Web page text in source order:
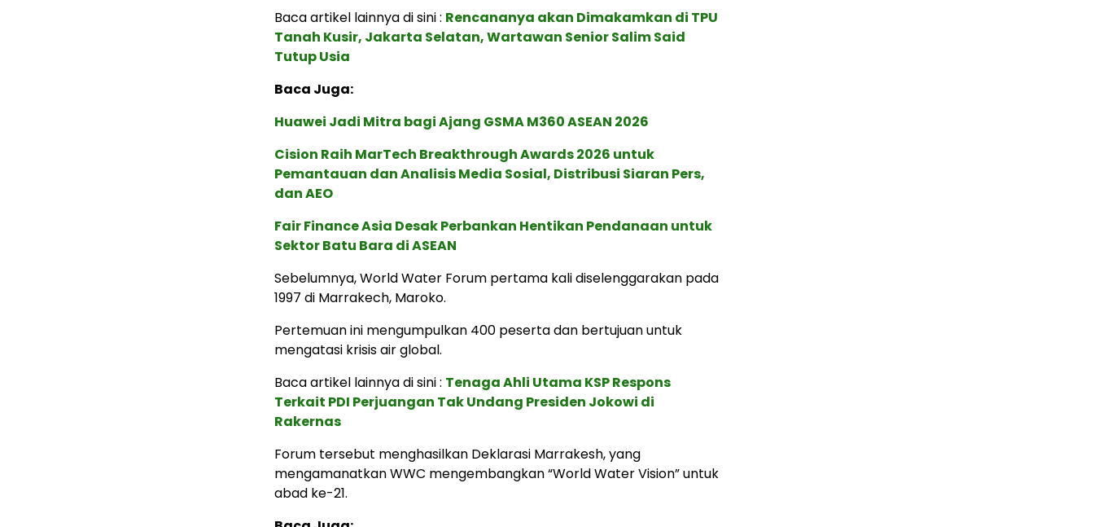
Baca artikel lainnya di sini : Rencananya akan Dimakamkan di TPU
Tanah Kusir, Jakarta Selatan, Wartawan Senior Salim Said
Tutup Usia
Baca Juga:
Huawei Jadi Mitra bagi Ajang GSMA M360 ASEAN 2026
Cision Raih MarTech Breakthrough Awards 2026 untuk
Pemantauan dan Analisis Media Sosial, Distribusi Siaran Pers,
dan AEO
Fair Finance Asia Desak Perbankan Hentikan Pendanaan untuk
Sektor Batu Bara di ASEAN
Sebelumnya, World Water Forum pertama kali diselenggarakan pada
1997 di Marrakech, Maroko.
Pertemuan ini mengumpulkan 400 peserta dan bertujuan untuk
mengatasi krisis air global.
Baca artikel lainnya di sini : Tenaga Ahli Utama KSP Respons
Terkait PDI Perjuangan Tak Undang Presiden Jokowi di
Rakernas
Forum tersebut menghasilkan Deklarasi Marrakesh, yang
mengamanatkan WWC mengembangkan “World Water Vision” untuk
abad ke-21.